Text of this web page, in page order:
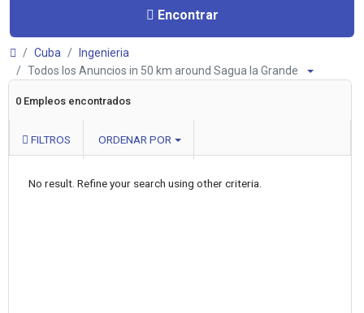
Encontrar
Cuba
Ingenieria
Todos los Anuncios in 50 km around Sagua la Grande
0 Empleos encontrados
FILTROS ORDENAR POR
No result. Refine your search using other criteria.